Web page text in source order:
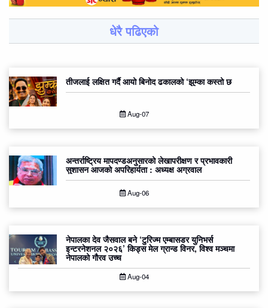
धेरै पढिएको
तीजलाई लक्षित गर्दै आयो बिनोद ढकालको ‘झुम्का कस्तो छ
Aug-07
अन्तर्राष्ट्रिय मापदण्डअनुसारको लेखापरीक्षण र प्रभावकारी
सुशासन आजको अपरिहार्यता : अध्यक्ष अग्रवाल
Aug-06
नेपालका देव जैसवाल बने ‘टुरिज्म एम्बासडर युनिभर्स
इन्टरनेशनल २०२६’ किड्स मेल ग्रान्ड विनर, विश्व मञ्चमा
नेपालको गौरव उच्च
Aug-04